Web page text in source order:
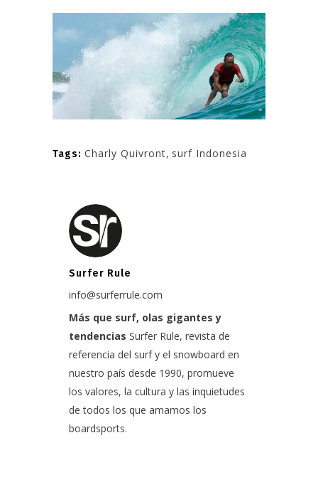
Tags: Charly Quivront, surf Indonesia
Surfer Rule
info@surferrule.com
Más que surf, olas gigantes y
tendencias Surfer Rule, revista de
referencia del surf y el snowboard en
nuestro país desde 1990, promueve
los valores, la cultura y las inquietudes
de todos los que amamos los
boardsports.